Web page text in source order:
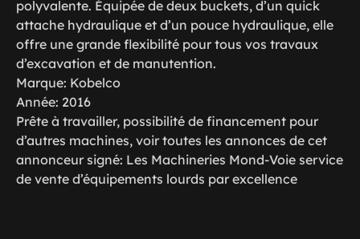
polyvalente. Équipée de deux buckets, d’un quick
attache hydraulique et d’un pouce hydraulique, elle
offre une grande flexibilité pour tous vos travaux
d’excavation et de manutention.
Marque: Kobelco
Année: 2016
Prête à travailler, possibilité de financement pour
d’autres machines, voir toutes les annonces de cet
annonceur signé: Les Machineries Mond-Voie service
de vente d’équipements lourds par excellence